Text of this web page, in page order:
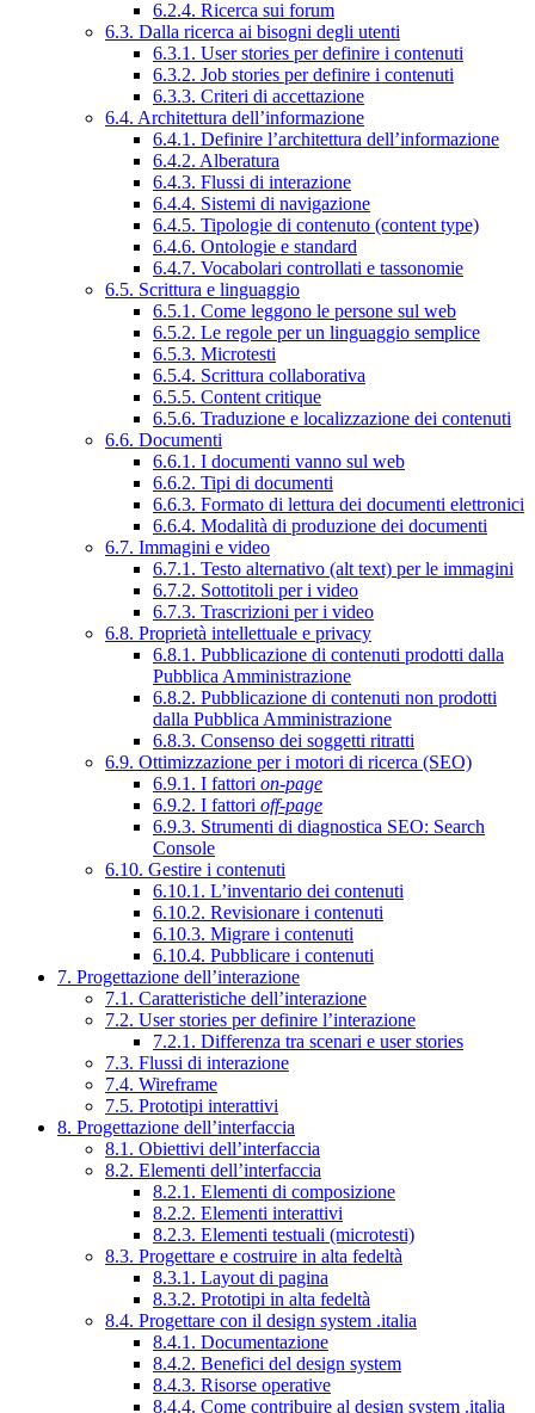
6.2.4. Ricerca sui forum
6.3. Dalla ricerca ai bisogni degli utenti
6.3.1. User stories per definire i contenuti
6.3.2. Job stories per definire i contenuti
6.3.3. Criteri di accettazione
6.4. Architettura dell’informazione
6.4.1. Definire l’architettura dell’informazione
6.4.2. Alberatura
6.4.3. Flussi di interazione
6.4.4. Sistemi di navigazione
6.4.5. Tipologie di contenuto (content type)
6.4.6. Ontologie e standard
6.4.7. Vocabolari controllati e tassonomie
6.5. Scrittura e linguaggio
6.5.1. Come leggono le persone sul web
6.5.2. Le regole per un linguaggio semplice
6.5.3. Microtesti
6.5.4. Scrittura collaborativa
6.5.5. Content critique
6.5.6. Traduzione e localizzazione dei contenuti
6.6. Documenti
6.6.1. I documenti vanno sul web
6.6.2. Tipi di documenti
6.6.3. Formato di lettura dei documenti elettronici
6.6.4. Modalità di produzione dei documenti
6.7. Immagini e video
6.7.1. Testo alternativo (alt text) per le immagini
6.7.2. Sottotitoli per i video
6.7.3. Trascrizioni per i video
6.8. Proprietà intellettuale e privacy
6.8.1. Pubblicazione di contenuti prodotti dalla
Pubblica Amministrazione
6.8.2. Pubblicazione di contenuti non prodotti
dalla Pubblica Amministrazione
6.8.3. Consenso dei soggetti ritratti
6.9. Ottimizzazione per i motori di ricerca (SEO)
6.9.1. I fattori on-page
6.9.2. I fattori off-page
6.9.3. Strumenti di diagnostica SEO: Search
Console
6.10. Gestire i contenuti
6.10.1. L’inventario dei contenuti
6.10.2. Revisionare i contenuti
6.10.3. Migrare i contenuti
6.10.4. Pubblicare i contenuti
7. Progettazione dell’interazione
7.1. Caratteristiche dell’interazione
7.2. User stories per definire l’interazione
7.2.1. Differenza tra scenari e user stories
7.3. Flussi di interazione
7.4. Wireframe
7.5. Prototipi interattivi
8. Progettazione dell’interfaccia
8.1. Obiettivi dell’interfaccia
8.2. Elementi dell’interfaccia
8.2.1. Elementi di composizione
8.2.2. Elementi interattivi
8.2.3. Elementi testuali (microtesti)
8.3. Progettare e costruire in alta fedeltà
8.3.1. Layout di pagina
8.3.2. Prototipi in alta fedeltà
8.4. Progettare con il design system .italia
8.4.1. Documentazione
8.4.2. Benefici del design system
8.4.3. Risorse operative
8.4.4. Come contribuire al design system .italia